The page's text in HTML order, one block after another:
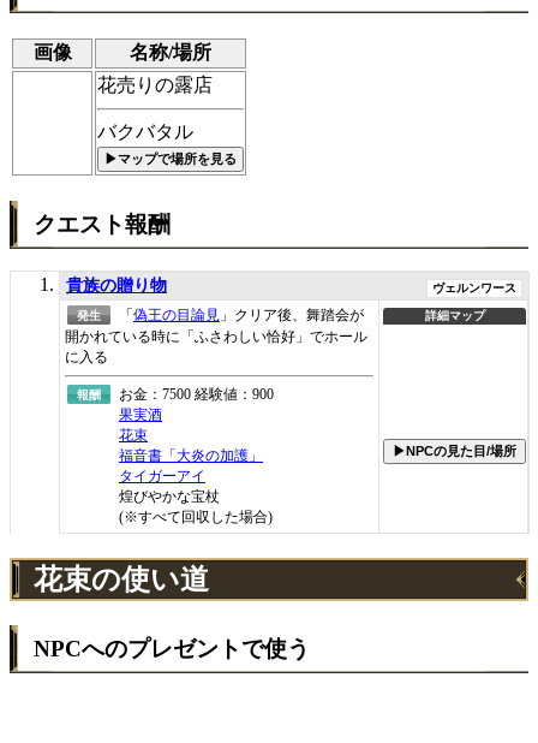
画像
名称/場所
花売りの露店
バクバタル
▶マップで場所を見る
クエスト報酬
貴族の贈り物 ヴェルンワース
発生 「 偽王の目論見 」クリア後、舞踏会が
開かれている時に「ふさわしい恰好」でホール
に入る
報酬
お金：7500 経験値：900
果実酒
花束
福音書「大炎の加護」
タイガーアイ
煌びやかな宝杖
(※すべて回収した場合)
詳細マップ
▶NPCの見た目/場所
花束の使い道
NPCへのプレゼントで使う